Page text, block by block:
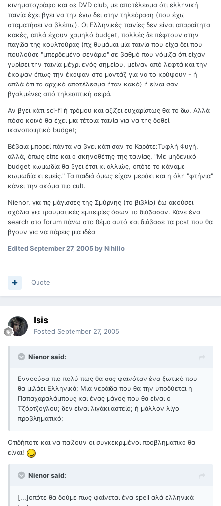
κινηματογράφο και σε DVD club, με αποτέλεσμα ότι ελληνική
ταινία έχει βγει να την έγω δει στην τηλεόραση (που έχω
σταματήσει να βλέπω). Οι Ελληνικές ταινίες δεν είναι απαραίτητα
κακές, απλά έχουν χαμηλό budget, πολλές δε πέφτουν στην
παγίδα της κουλτούρας (πχ θυμάμαι μία ταινία που είχα δει που
πουλούσε "μπερδεμένο σενάριο" σε βαθμό που νόμιζα ότι είχαν
γυρίσει την ταινία μέχρι ενός σημείου, μείναν από λεφτά και την
έκοψαν όπως την έκοψαν στο μοντάζ για να το κρύψουν - ή
απλά ότι το αρχικό αποτέλεσμα ήταν κακό) ή είναι σαν
βγαλμένες από τηλεοπτική σειρά.
Αν βγει κάτι sci-fi ή τρόμου και αξίζει ευχαρίστως θα το δω. Αλλά
πόσο κοινό θα έχει μια τέτοια ταινία για να της δοθεί
ικανοποιητικό budget;
Βέβαια μπορεί πάντα να βγει κάτι σαν το Καράτε:Τυφλή Φυγή,
αλλά, όπως είπε και ο σκηνοθέτης της ταινίας, "Με μηδενικό
budget κωμωδία θα βγει έτσι κι αλλιώς, οπότε το κάναμε
κωμωδία κι εμείς." Τα παιδιά όμως είχαν μεράκι και η όλη "φτήνια"
κάνει την ακόμα πιο cult.
Nienor, για τις μάγισσες της Σμύρνης (το βιβλίο) έω ακούσει
σχόλια για τραυματικές εμπειρίες όσων το διάβασαν. Κάνε ένα
search στο forum πάνω στο θέμα αυτό και διάβασε τα post που θα
βγουν για να πάρεις μια ιδέα
EditedSeptember 27, 2005by Nihilio
Quote
Isis
Posted September 27, 2005
Nienor said:
Εννοούσα πιο πολύ πως θα σας φαινόταν ένα ξωτικό που
θα μιλάει Ελληνικά; Μια νεράιδα που θα την υποδύεται η
Παπαχαραλάμπους και ένας μάγος που θα είναι ο
Τζόρτζογλου; δεν είναι λιγάκι αστείο; ή μάλλον λίγο
προβληματικό;
Οτιδήποτε και να παίζουν οι συγκεκριμένοι προβληματικό θα
είναι!
Nienor said:
[...]οπότε θα δούμε πως φαίνεται ένα spell αλά ελληνικά